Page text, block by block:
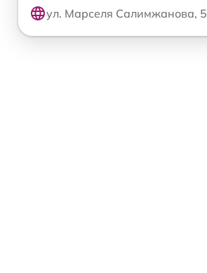
ул. Марселя Салимжанова, 5